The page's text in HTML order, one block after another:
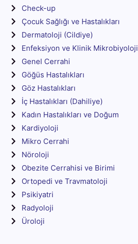
Check-up
Çocuk Sağlığı ve Hastalıkları
Dermatoloji (Cildiye)
Enfeksiyon ve Klinik Mikrobiyoloji
Genel Cerrahi
Göğüs Hastalıkları
Göz Hastalıkları
İç Hastalıkları (Dahiliye)
Kadın Hastalıkları ve Doğum
Kardiyoloji
Mikro Cerrahi
Nöroloji
Obezite Cerrahisi ve Birimi
Ortopedi ve Travmatoloji
Psikiyatri
Radyoloji
Üroloji